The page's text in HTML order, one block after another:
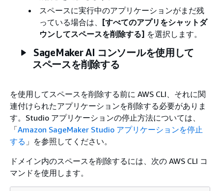
スペースに実行中のアプリケーションがまだ残
っている場合は、
[すべてのアプリをシャットダ
ウンしてスペースを削除する] を選択します。
SageMaker AI コンソールを使用して
スペースを削除する
を使用してスペースを削除する前に AWS CLI、それに関
連付けられたアプリケーションを削除する必要がありま
す。Studio アプリケーションの停止方法については、
「Amazon SageMaker Studio アプリケーションを停止
する 」を参照してください。
ドメイン内のスペースを削除するには、次の AWS CLI コ
マンドを使用します。